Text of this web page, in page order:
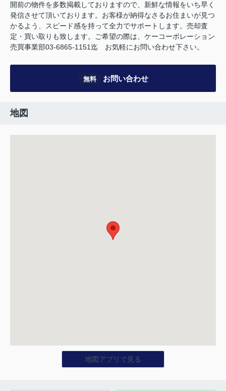
開前の物件を多数掲載しておりますので、新鮮な情報をいち早く
発信させて頂いております。お客様が納得なさるお住まいが見つ
かるよう、スピード感を持って全力でサポートします。売却査
定・買い取りも致します。ご希望の際は、ケーコーポレーション
売買事業部03-6865-1151迄 お気軽にお問い合わせ下さい。
無料 お問い合わせ
地図
地図アプリで見る